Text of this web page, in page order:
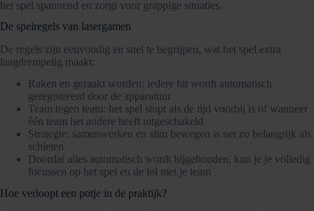
het spel spannend en zorgt voor grappige situaties.
De spelregels van lasergamen
De regels zijn eenvoudig en snel te begrijpen, wat het spel extra
laagdrempelig maakt:
Raken en geraakt worden: iedere hit wordt automatisch
geregistreerd door de apparatuur
Team tegen team: het spel stopt als de tijd voorbij is of wanneer
één team het andere heeft uitgeschakeld
Strategie: samenwerken en slim bewegen is net zo belangrijk als
schieten
Doordat alles automatisch wordt bijgehouden, kun je je volledig
focussen op het spel en de lol met je team
Hoe verloopt een potje in de praktijk?